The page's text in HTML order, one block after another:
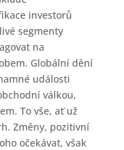
investorů
segmenty
na
Globální dění
události
válkou,
To vše, ať už
Změny, pozitivní
očekávat, však